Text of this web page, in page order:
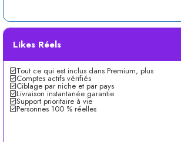
Likes Réels
Tout ce qui est inclus dans Premium, plus
Comptes actifs vérifiés
Ciblage par niche et par pays
Livraison instantanée garantie
Support prioritaire à vie
Personnes 100 % réelles